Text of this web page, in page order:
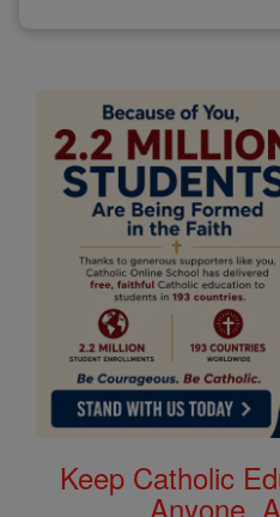
Keep Catholic
Anyone,